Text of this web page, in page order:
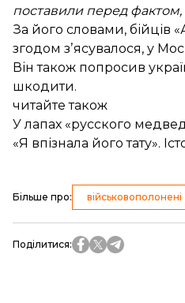
поставили перед
За його словами, бійців
згодом зʼясувалося, у
Він також попросив
шкодити.
читайте також
У лапах «русского
«Я впізнала його тату».
Більше про: військовополонені
Поділитися: